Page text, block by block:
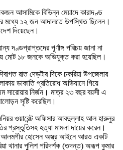
আসামিকে বিভিন্ন মেয়াদে কারাদণ্ড
মধ্যে ১২ জন আদালতে উপস্থিত ছিলেন।
দিয়েছেন।
দণ্ডপ্রাপ্তদের পূর্ণাঙ্গ পরিচয় জানা না
মোট ১৮ জনকে অভিযুক্ত করা হয়েছিল।
রাত দেড়টার দিকে চকরিয়া উপজেলার
ডাকাতি প্রতিরোধ অভিযানে গিয়ে
সারোয়ার নির্জন। মাত্র ২৩ বছর বয়সী এ
সৃষ্টি করেছিল।
ওয়ারেন্ট অফিসার আবদুল্লাহ আল হারুনুর
প্রস্তুতিসহ হত্যা মামলা দায়ের করেন।
আলমগীর হোসেন অস্ত্র আইনে আরও একটি
থানার পুলিশ পরিদর্শক (তদন্ত) অরূপ কুমার